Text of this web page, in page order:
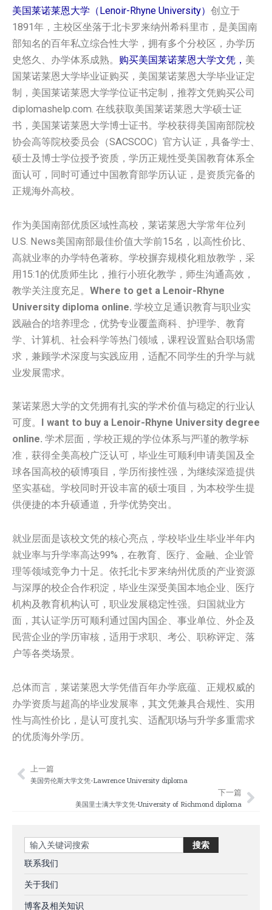
美国莱诺莱恩大学（Lenoir-Rhyne University） 创立于
1891年，主校区坐落于北卡罗来纳州希科里市，是美国南
部知名的百年私立综合性大学，拥有多个分校区，办学历
史悠久、办学体系成熟。 购买美国莱诺莱恩大学文凭， 美
国莱诺莱恩大学毕业证购买，美国莱诺莱恩大学毕业证定
制，美国莱诺莱恩大学学位证书定制，推荐文凭购买公司
diplomashelp.com. 在线获取美国莱诺莱恩大学硕士证
书，美国莱诺莱恩大学博士证书。学校获得美国南部院校
协会高等院校委员会（SACSCOC）官方认证，具备学士、
硕士及博士学位授予资质，学历正规性受美国教育体系全
面认可，同时可通过中国教育部学历认证，是资质完备的
正规海外高校。
作为美国南部优质区域性高校，莱诺莱恩大学常年位列
U.S. News美国南部最佳价值大学前15名，以高性价比、
高就业率的办学特色著称。学校摒弃规模化粗放教学，采
用15:1的优质师生比，推行小班化教学，师生沟通高效，
教学关注度充足。 Where to get a Lenoir-Rhyne
University diploma online. 学校立足通识教育与职业实
践融合的培养理念，优势专业覆盖商科、护理学、教育
学、计算机、社会科学等热门领域，课程设置贴合职场需
求，兼顾学术深度与实践应用，适配不同学生的升学与就
业发展需求。
莱诺莱恩大学的文凭拥有扎实的学术价值与稳定的行业认
可度。
I want to buy a Lenoir-Rhyne University degree
online. 学术层面，学校正规的学位体系与严谨的教学标
准，获得全美高校广泛认可，毕业生可顺利申请美国及全
球各国高校的硕博项目，学历衔接性强，为继续深造提供
坚实基础。学校同时开设丰富的硕士项目，为本校学生提
供便捷的本升硕通道，升学优势突出。
就业层面是该校文凭的核心亮点，学校毕业生毕业半年内
就业率与升学率高达99%，在教育、医疗、金融、企业管
理等领域竞争力十足。依托北卡罗来纳州优质的产业资源
与深厚的校企合作积淀，毕业生深受美国本地企业、医疗
机构及教育机构认可，职业发展稳定性强。归国就业方
面，其认证学历可顺利通过国内国企、事业单位、外企及
民营企业的学历审核，适用于求职、考公、职称评定、落
户等各类场景。
总体而言，莱诺莱恩大学凭借百年办学底蕴、正规权威的
办学资质与超高的毕业发展率，其文凭兼具合规性、实用
性与高性价比，是认可度扎实、适配职场与升学多重需求
的优质海外学历。
Prev
上一篇
美国劳伦斯大学文凭-Lawrence University diploma
下一篇
美国里士满大学文凭-University of Richmond diploma
Search 搜索
联系我们
关于我们
博客及相关知识